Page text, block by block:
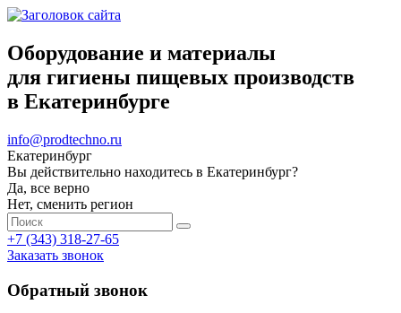
Оборудование и материалы
для гигиены пищевых производств
в Екатеринбурге
info@prodtechno.ru
Екатеринбург
Вы действительно находитесь в Екатеринбург?
Да, все верно
Нет, сменить регион
+7 (343) 318-27-65
Заказать звонок
Обратный звонок